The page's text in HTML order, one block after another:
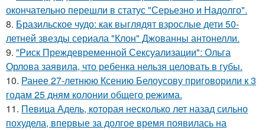
окончательно перешли в статус "Серьезно и Надолго".
8. Бразильское чудо: как выглядят взрослые дети 50-
летней звезды сериала "Клон" Джованны антонелли.
9. "Риск Преждевременной Сексуализации": Ольга
Орлова заявила, что ребенка нельзя целовать в губы.
10. Ранее 27-летнюю Ксению Белоусову приговорили к 3
годам 25 дням колонии общего режима.
11. Певица Адель, которая несколько лет назад сильно
похудела, впервые за долгое время появилась на